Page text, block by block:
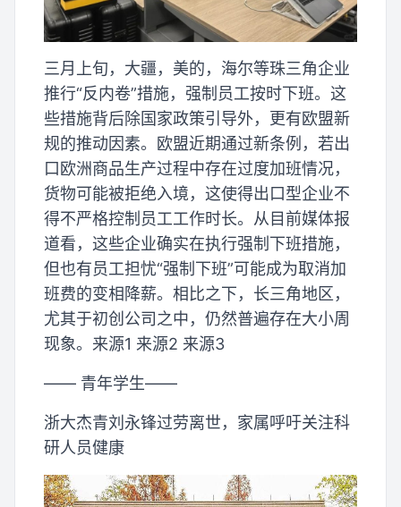
三月上旬，大疆，美的，海尔等珠三角企业
推行“反内卷”措施，强制员工按时下班。这
些措施背后除国家政策引导外，更有欧盟新
规的推动因素。欧盟近期通过新条例，若出
口欧洲商品生产过程中存在过度加班情况，
货物可能被拒绝入境，这使得出口型企业不
得不严格控制员工工作时长。从目前媒体报
道看，这些企业确实在执行强制下班措施，
但也有员工担忧“强制下班”可能成为取消加
班费的变相降薪。相比之下，长三角地区，
尤其于初创公司之中，仍然普遍存在大小周
现象。来源1 来源2 来源3
—— 青年学生——
浙大杰青刘永锋过劳离世，家属呼吁关注科
研人员健康